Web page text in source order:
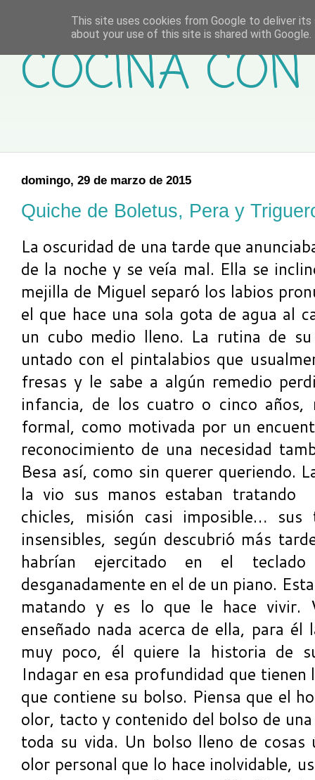
COCINA
domingo, 29 de marzo de 2015
Quiche de Boletus, Pera y
La oscuridad de una tarde que
de la noche y se veía mal. Ella se
mejilla de Miguel separó los labios
el que hace una sola gota de agua al
un cubo medio lleno. La rutina de
untado con el pintalabios que
fresas y le sabe a algún remedio
infancia, de los cuatro o cinco años,
formal, como motivada por un
reconocimiento de una necesidad
Besa así, como sin querer queriendo.
la vio sus manos estaban
chicles, misión casi imposible… sus
insensibles, según descubrió más
habrían ejercitado en el
desganadamente en el de un piano.
matando y es lo que le hace vivir.
enseñado nada acerca de ella, para
muy poco, él quiere la historia de
Indagar en esa profundidad que
que contiene su bolso. Piensa que el
olor, tacto y contenido del bolso de
toda su vida. Un bolso lleno de
olor personal que lo hace inolvidable,
This site uses cookies from Google to deliver
about your use of this site is shared with